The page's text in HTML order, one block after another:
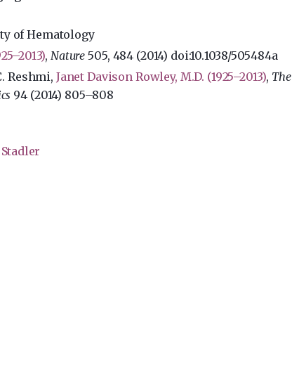
of Hematology
, Nature505, 484 (2014) doi:10.1038/505484a
Reshmi, Janet Davison Rowley, M.D. (1925–2013), The
94 (2014) 805–808